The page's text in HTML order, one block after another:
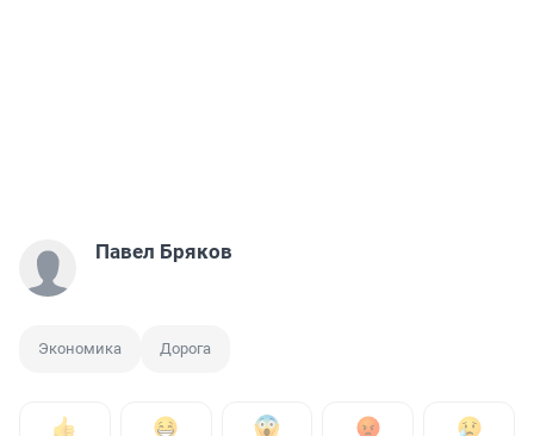
Павел Бряков
Экономика Дорога